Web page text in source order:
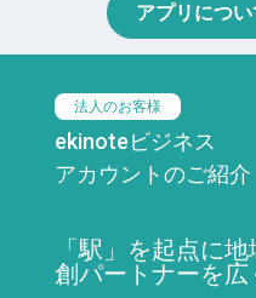
アプリにつ
法人のお客様
ekinoteビジネス
アカウントのご紹介
「駅」を起点に
創パートナーを広